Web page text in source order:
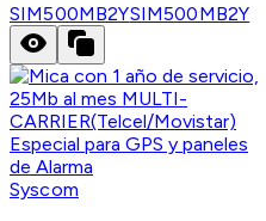
SIM500MB2YSIM500MB2Y
Syscom